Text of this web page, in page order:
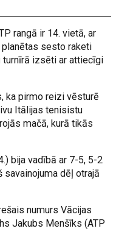
rangā ir 14. vietā, ar
sesto raketi
turnīrā izsēti ar attiecīgi
ka pirmo reizi vēsturē
Itālijas tenisistu
mačā, kurā tikās
bija vadībā ar 7-5, 5-2
savainojuma dēļ otrajā
numurs Vācijas
Jakubs Menšīks (ATP